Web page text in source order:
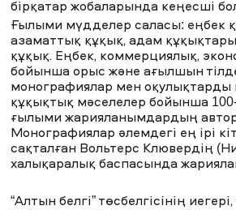
бірқатар жобаларында кеңесші
Ғылыми мүдделер саласы: еңбек
азаматтық құқық, адам
құқық. Еңбек, коммерциялық,
бойынша орыс және ағылшын
монографиялар мен оқулықтарды
құқықтық мәселелер бойынша
ғылыми жарияланымдардың
Монографиялар әлемдегі ең ірі
сақталған Вольтерс Клювердің
халықаралық баспасында
“Алтын белгі” төсбелгісінің